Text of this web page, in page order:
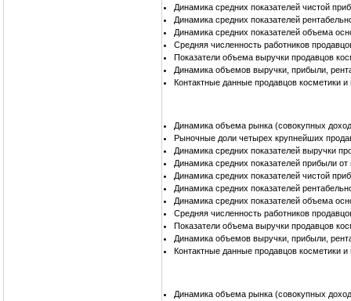
Динамика средних показателей чистой
Динамика средних показателей
Динамика средних показателей объема
Средняя численность работников
Показатели объема выручки продавцов
Динамика объемов выручки, прибыли,
Контактные данные продавцов косметики
Динамика объема рынка (совокупных
Рыночные доли четырех крупнейших
Динамика средних показателей выручки
Динамика средних показателей прибыли
Динамика средних показателей чистой
Динамика средних показателей
Динамика средних показателей объема
Средняя численность работников
Показатели объема выручки продавцов
Динамика объемов выручки, прибыли,
Контактные данные продавцов косметики
Динамика объема рынка (совокупных